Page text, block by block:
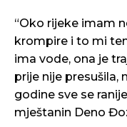
“Oko rijeke imam
krompire i to mi
ima vode, ona je
prije nije presušila,
godine sve se
mještanin Deno